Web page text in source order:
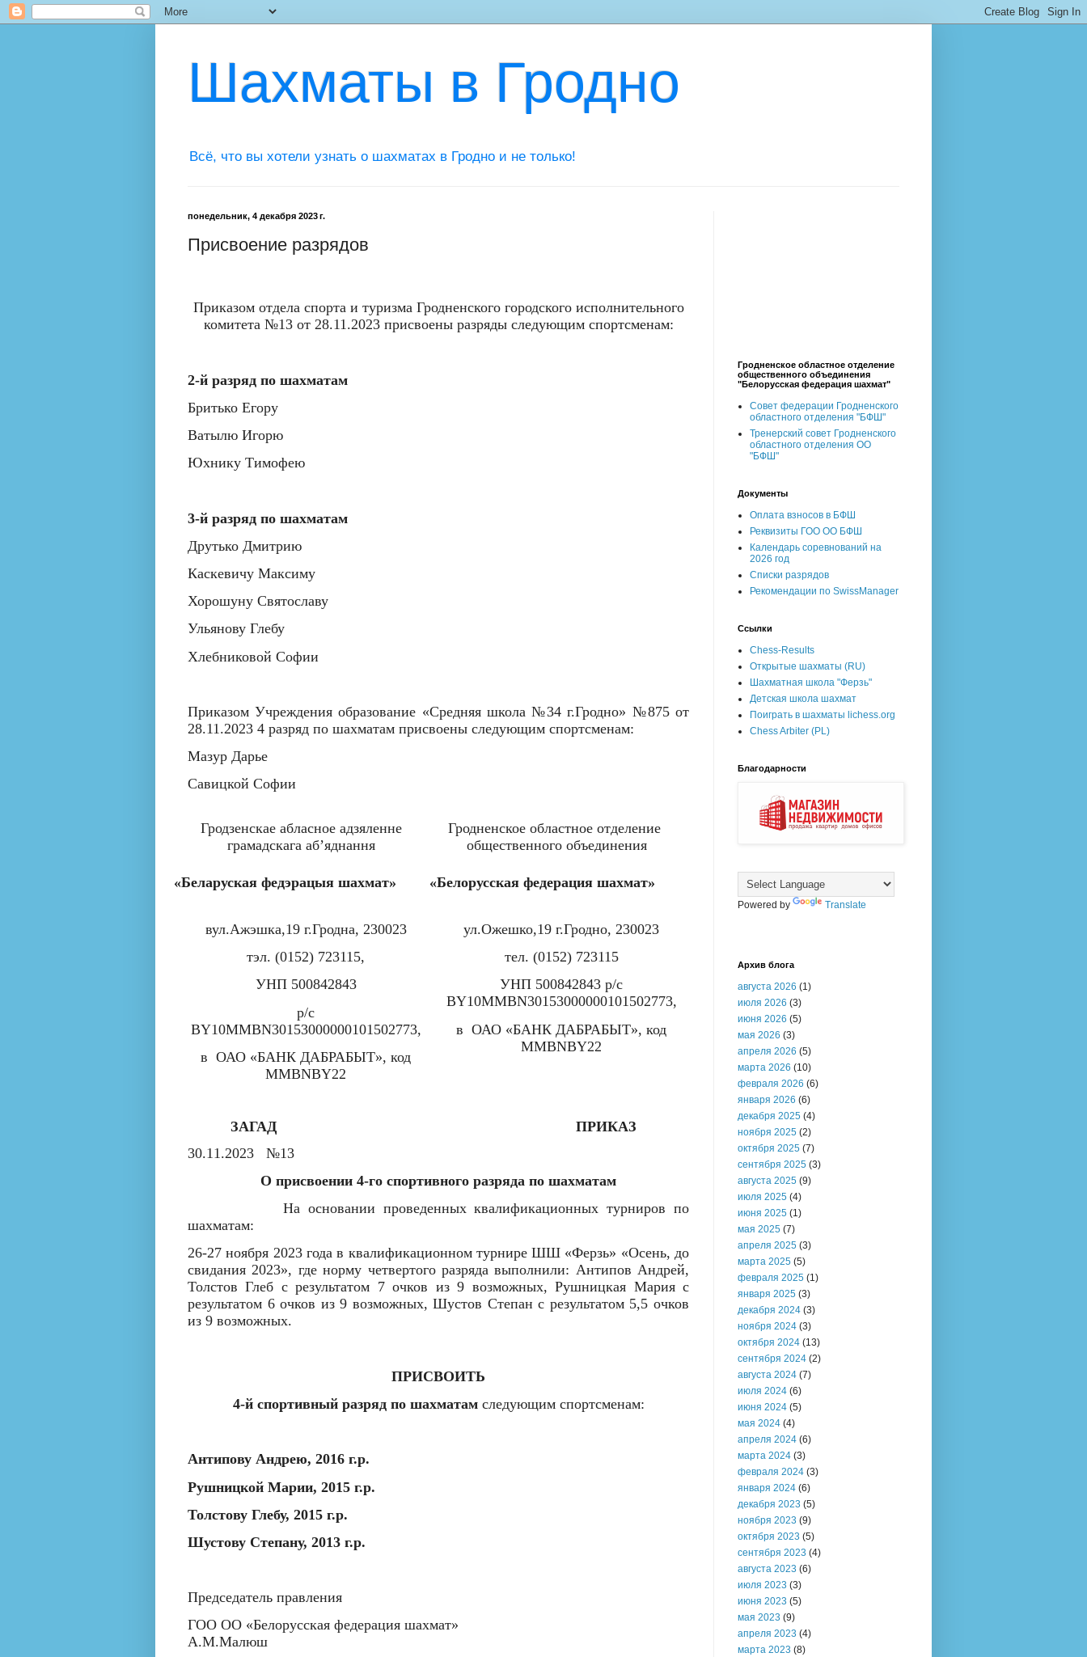
Шахматы в Гродно
Всё, что вы хотели узнать о шахматах в Гродно и не только!
понедельник, 4 декабря 2023 г.
Присвоение разрядов
Приказом отдела спорта и туризма Гродненского городского исполнительного
комитета №13 от 28.11.2023 присвоены разряды следующим спортсменам:
2-й разряд по шахматам
Бритько Егору
Ватылю Игорю
Юхнику Тимофею
3-й разряд по шахматам
Друтько Дмитрию
Каскевичу Максиму
Хорошуну Святославу
Ульянову Глебу
Хлебниковой Софии
Приказом Учреждения образование «Средняя школа №34 г.Гродно» №875 от
28.11.2023 4 разряд по шахматам присвоены следующим спортсменам:
Мазур Дарье
Савицкой Софии
Гродзенскае абласное адзяленне
грамадскага аб’яднання
«Беларуская федэрацыя шахмат»
вул.Ажэшка,19г.Гродна, 230023
тэл. (0152) 723115,
УНП 500842843
р/с
BY10MMBN30153000000101502773,
в ОАО «БАНК ДАБРАБЫТ», код
MMBNBY22
Гродненское областное отделение
общественного объединения
«Белорусская федерация шахмат»
ул.Ожешко,19 г.Гродно, 230023
тел. (0152) 723115
УНП 500842843 р/с
BY10MMBN30153000000101502773,
в ОАО «БАНК ДАБРАБЫТ», код
MMBNBY22
ЗАГАД
ПРИКАЗ
30.11.2023
№13
О присвоении 4-го спортивного разряда по шахматам
На основании проведенных квалификационных турниров по
шахматам:
26-27 ноября 2023 года в квалификационном турнире ШШ «Ферзь» «Осень, до
свидания 2023», где норму четвертого разряда выполнили: Антипов Андрей,
Толстов Глеб с результатом 7 очков из 9 возможных, Рушницкая Мария с
результатом 6 очков из 9 возможных, Шустов Степан с результатом 5,5 очков
из 9 возможных.
ПРИСВОИТЬ
4-й спортивный разряд по шахматамследующим спортсменам:
Антипову Андрею, 2016 г.р.
Рушницкой Марии, 2015 г.р.
Толстову Глебу, 2015 г.р.
Шустову Степану, 2013 г.р.
Председатель правления
ГОО ОО «Белорусская федерация шахмат»
А.М.Малюш
Гродненское областное отделение
общественного объединения
"Белорусская федерация шахмат"
Совет федерации Гродненского
областного отделения "БФШ"
Тренерский совет Гродненского
областного отделения ОО
"БФШ"
Документы
Оплата взносов в БФШ
Реквизиты ГОО ОО БФШ
Календарь соревнований на
2026 год
Списки разрядов
Рекомендации по SwissManager
Ссылки
Chess-Results
Открытые шахматы (RU)
Шахматная школа "Ферзь"
Детская школа шахмат
Поиграть в шахматы lichess.org
Chess Arbiter (PL)
Благодарности
Powered by Translate
Архив блога
августа 2026 (1)
июля 2026 (3)
июня 2026 (5)
мая 2026 (3)
апреля 2026 (5)
марта 2026 (10)
февраля 2026 (6)
января 2026 (6)
декабря 2025 (4)
ноября 2025 (2)
октября 2025 (7)
сентября 2025 (3)
августа 2025 (9)
июля 2025 (4)
июня 2025 (1)
мая 2025 (7)
апреля 2025 (3)
марта 2025 (5)
февраля 2025 (1)
января 2025 (3)
декабря 2024 (3)
ноября 2024 (3)
октября 2024 (13)
сентября 2024 (2)
августа 2024 (7)
июля 2024 (6)
июня 2024 (5)
мая 2024 (4)
апреля 2024 (6)
марта 2024 (3)
февраля 2024 (3)
января 2024 (6)
декабря 2023 (5)
ноября 2023 (9)
октября 2023 (5)
сентября 2023 (4)
августа 2023 (6)
июля 2023 (3)
июня 2023 (5)
мая 2023 (9)
апреля 2023 (4)
марта 2023 (8)